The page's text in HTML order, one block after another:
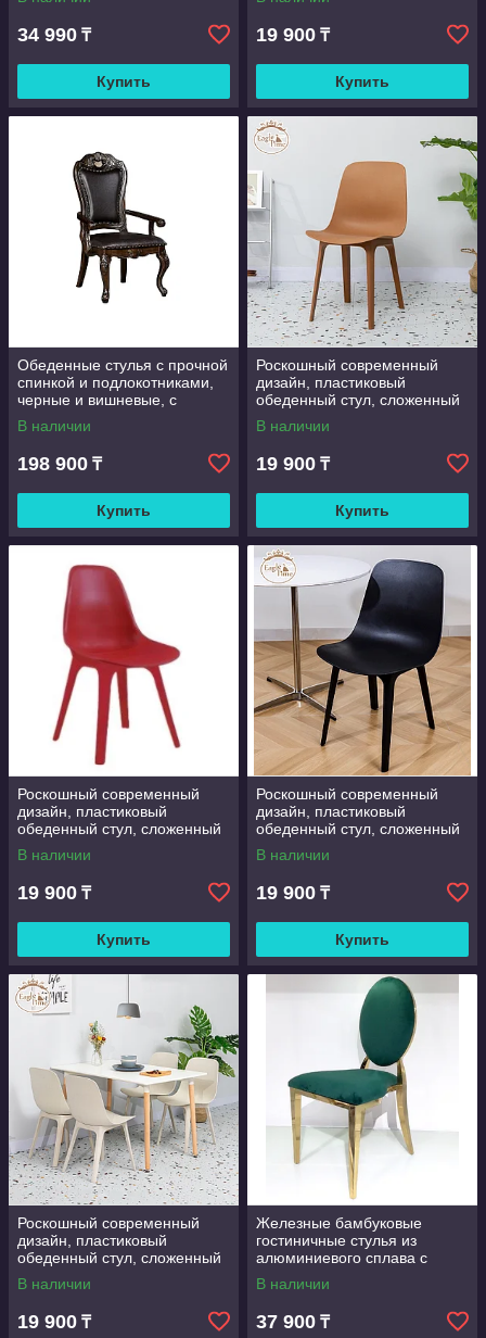
мероприятий в отелях
34 990 ₸
Купить
ресторана, кафе столовая,
19 900 ₸
Купить
Обеденные стулья с прочной
спинкой и подлокотниками,
черные и вишневые, с
декоративными заклепками,
модель 010
В наличии
198 900 ₸
Купить
Роскошный современный
дизайн, пластиковый
обеденный стул, сложенный
пластиковый стул для
ресторана, кафе столовая,
В наличии
19 900 ₸
Купить
Роскошный современный
дизайн, пластиковый
обеденный стул, сложенный
пластиковый стул для
ресторана, кафе столовая,
В наличии
19 900 ₸
Купить
Роскошный современный
дизайн, пластиковый
обеденный стул, сложенный
пластиковый стул для
ресторана, кафе столовая,
В наличии
19 900 ₸
Купить
Роскошный современный
дизайн, пластиковый
обеденный стул, сложенный
пластиковый стул для
ресторана, кафе столовая,
В наличии
19 900 ₸
Железные бамбуковые
гостиничные стулья из
алюминиевого сплава с
наполеоновой спинкой для
свадеб и банкетного зала
В наличии
37 900 ₸